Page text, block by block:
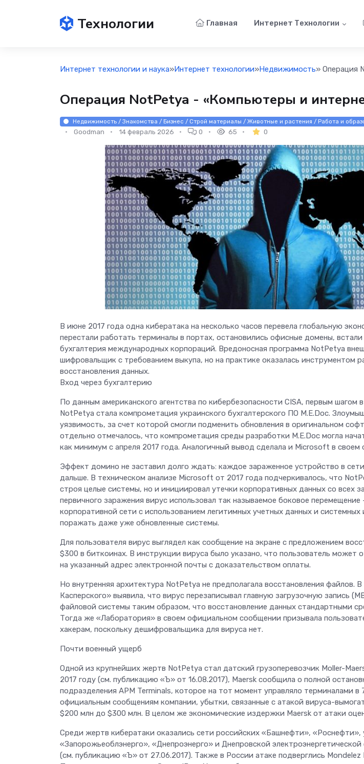
Технологии Главная Интернет Технологии
Интернет технологии и наука»Интернет технологии»Недвижимость» Операция
Операция NotPetya - «Компьютеры и
Недвижимость / Знакомства / Бизнес / Строй материалы / Животные и растения / Работа и
Goodman 14 февраль 2026 0 65 0
В июне 2017 года одна кибератака на несколько часов перевела глобальную
перестали работать терминалы в портах, остановились офисные домены,
бухгалтерия международных корпораций. Вредоносная программа NotPetya
шифровальщик с требованием выкупа, но на практике оказалась инструментом
восстановления данных.
Вход через бухгалтерию
По данным американского агентства по кибербезопасности CISA, первым шагом
NotPetya стала компрометация украинского бухгалтерского ПО M.E.Doc.
уязвимость, за счет которой смогли подменить обновления в оригинальном
отдельно отмечалось, что компрометация среды разработки M.E.Doc могла
как минимум с апреля 2017 года. Аналогичный вывод сделала и Microsoft в своем
Эффект домино не заставил долго ждать: каждое зараженное устройство в
дальше. В техническом анализе Microsoft от 2017 года подчеркивалось, что
строя целые системы, но и инициировал утечки корпоративных данных со всех
первичного заражения вирус использовал так называемое боковое
корпоративной сети с использованием легитимных учетных данных и системных
поражать даже уже обновленные системы.
Для пользователя вирус выглядел как сообщение на экране с предложением
$300 в биткоинах. В инструкции вируса было указано, что пользователь может
на указанный адрес электронной почты с доказательством оплаты.
Но внутренняя архитектура NotPetya не предполагала восстановления файлов.
Касперского» выявила, что вирус перезаписывал главную загрузочную запись
файловой системы таким образом, что восстановление данных стандартными
Тогда же «Лаборатория» в своем официальном сообщении призывала
хакерам, поскольку дешифровальщика для вируса нет.
Почти военный ущерб
Одной из крупнейших жертв NotPetya стал датский грузоперевозчик Moller-
2017 году (см. публикацию «Ъ» от 16.08.2017), Maersk сообщила о полной
подразделения APM Terminals, которое на тот момент управляло терминалами
официальным сообщениям компании, убытки, связанные с атакой вируса-
$200 млн до $300 млн. В целом же экономические издержки Maersk от атаки
Среди жертв кибератаки оказались сети российских «Башнефти», «Роснефти»,
«Запорожьеоблэнерго», «Днепроэнерго» и Днепровской
(см. публикацию «Ъ» от 27.06.2017). Также в России атаке подверглись